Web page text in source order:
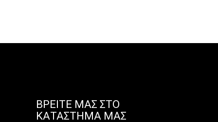
ΒΡΕΊΤΕ ΜΑΣ ΣΤΟ
ΚΑΤΆΣΤΗΜΑ ΜΑΣ